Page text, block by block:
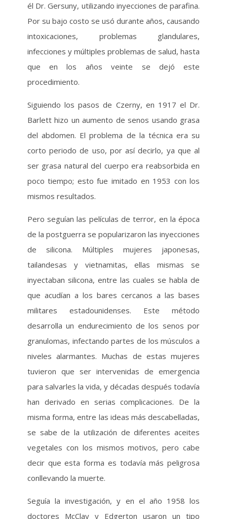
él Dr. Gersuny, utilizando inyecciones de parafina.
Por su bajo costo se usó durante años, causando
intoxicaciones, problemas glandulares,
infecciones y múltiples problemas de salud, hasta
que en los años veinte se dejó este
procedimiento.
Siguiendo los pasos de Czerny, en 1917 el Dr.
Barlett hizo un aumento de senos usando grasa
del abdomen. El problema de la técnica era su
corto periodo de uso, por así decirlo, ya que al
ser grasa natural del cuerpo era reabsorbida en
poco tiempo; esto fue imitado en 1953 con los
mismos resultados.
Pero seguían las películas de terror, en la época
de la postguerra se popularizaron las inyecciones
de silicona. Múltiples mujeres japonesas,
tailandesas y vietnamitas, ellas mismas se
inyectaban silicona, entre las cuales se habla de
que acudían a los bares cercanos a las bases
militares estadounidenses. Este método
desarrolla un endurecimiento de los senos por
granulomas, infectando partes de los músculos a
niveles alarmantes. Muchas de estas mujeres
tuvieron que ser intervenidas de emergencia
para salvarles la vida, y décadas después todavía
han derivado en serias complicaciones. De la
misma forma, entre las ideas más descabelladas,
se sabe de la utilización de diferentes aceites
vegetales con los mismos motivos, pero cabe
decir que esta forma es todavía más peligrosa
conllevando la muerte.
Seguía la investigación, y en el año 1958 los
doctores McClay y Edgerton usaron un tipo